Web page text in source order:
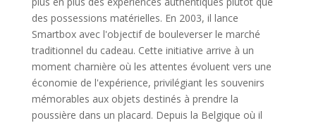
des possessions matérielles. En 2003, il lance
Smartbox avec l'objectif de bouleverser le marché
traditionnel du cadeau. Cette initiative arrive à un
moment charnière où les attentes évoluent vers une
économie de l'expérience, privilégiant les souvenirs
mémorables aux objets destinés à prendre la
poussière dans un placard. Depuis la Belgique où il